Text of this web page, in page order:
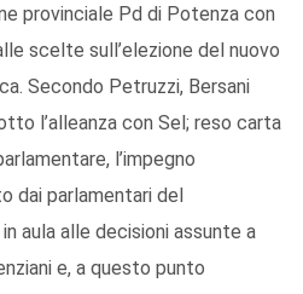
provinciale Pd di Potenza con
scelte sull’elezione del nuovo
Secondo Petruzzi, Bersani
l’alleanza con Sel; reso carta
l’impegno
parlamentari del
aula alle decisioni assunte a
e, a questo punto